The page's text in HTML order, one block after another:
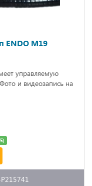
ENDO M19
управляемую
и видеозапись на